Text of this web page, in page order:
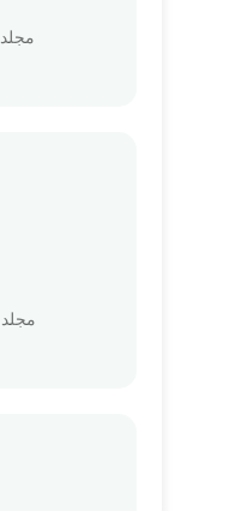
مجلد 2 عدد 1 (2020)
مجلد 2 عدد 2 (2020)